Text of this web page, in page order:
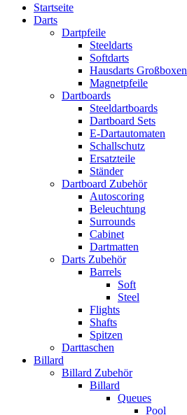
Startseite
Darts
Dartpfeile
Steeldarts
Softdarts
Hausdarts Großboxen
Magnetpfeile
Dartboards
Steeldartboards
Dartboard Sets
E-Dartautomaten
Schallschutz
Ersatzteile
Ständer
Dartboard Zubehör
Autoscoring
Beleuchtung
Surrounds
Cabinet
Dartmatten
Darts Zubehör
Barrels
Soft
Steel
Flights
Shafts
Spitzen
Darttaschen
Billard
Billard Zubehör
Billard
Queues
Pool